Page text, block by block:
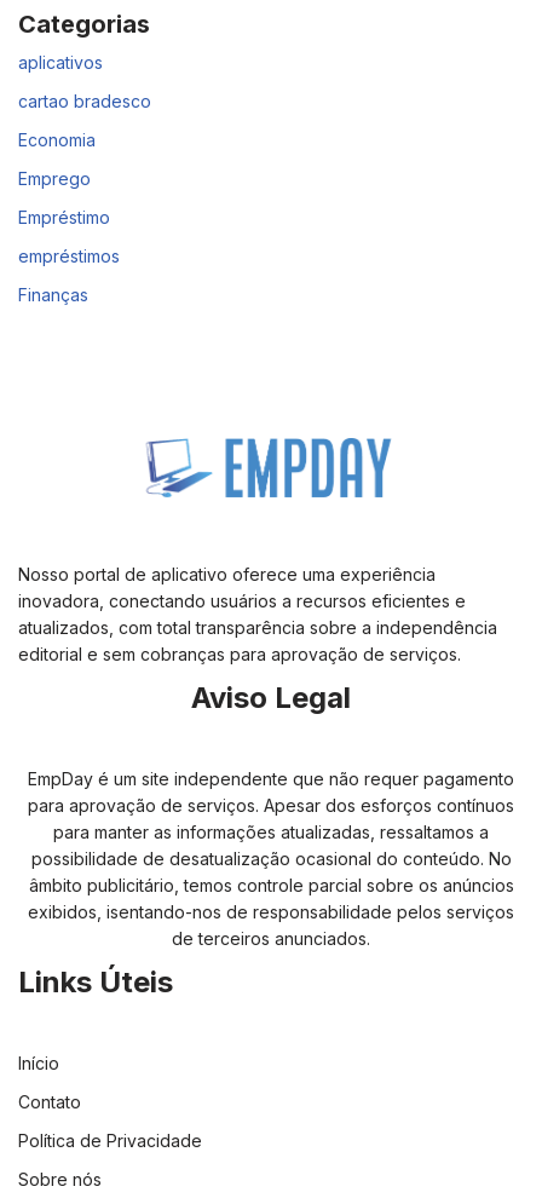
Categorias
aplicativos
cartao bradesco
Economia
Emprego
Empréstimo
empréstimos
Finanças
Nosso portal de aplicativo oferece uma experiência
inovadora, conectando usuários a recursos eficientes e
atualizados, com total transparência sobre a independência
editorial e sem cobranças para aprovação de serviços.
Aviso Legal
EmpDay é um site independente que não requer pagamento
para aprovação de serviços. Apesar dos esforços contínuos
para manter as informações atualizadas, ressaltamos a
possibilidade de desatualização ocasional do conteúdo. No
âmbito publicitário, temos controle parcial sobre os anúncios
exibidos, isentando-nos de responsabilidade pelos serviços
de terceiros anunciados.
Links Úteis
Início
Contato
Política de Privacidade
Sobre nós